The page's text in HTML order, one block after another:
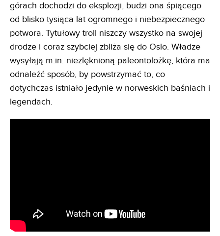
górach dochodzi do eksplozji, budzi ona śpiącego
od blisko tysiąca lat ogromnego i niebezpiecznego
potwora. Tytułowy troll niszczy wszystko na swojej
drodze i coraz szybciej zbliża się do Oslo. Władze
wysyłają m.in. niezlęknioną paleontolożkę, która ma
odnaleźć sposób, by powstrzymać to, co
dotychczas istniało jedynie w norweskich baśniach i
legendach.